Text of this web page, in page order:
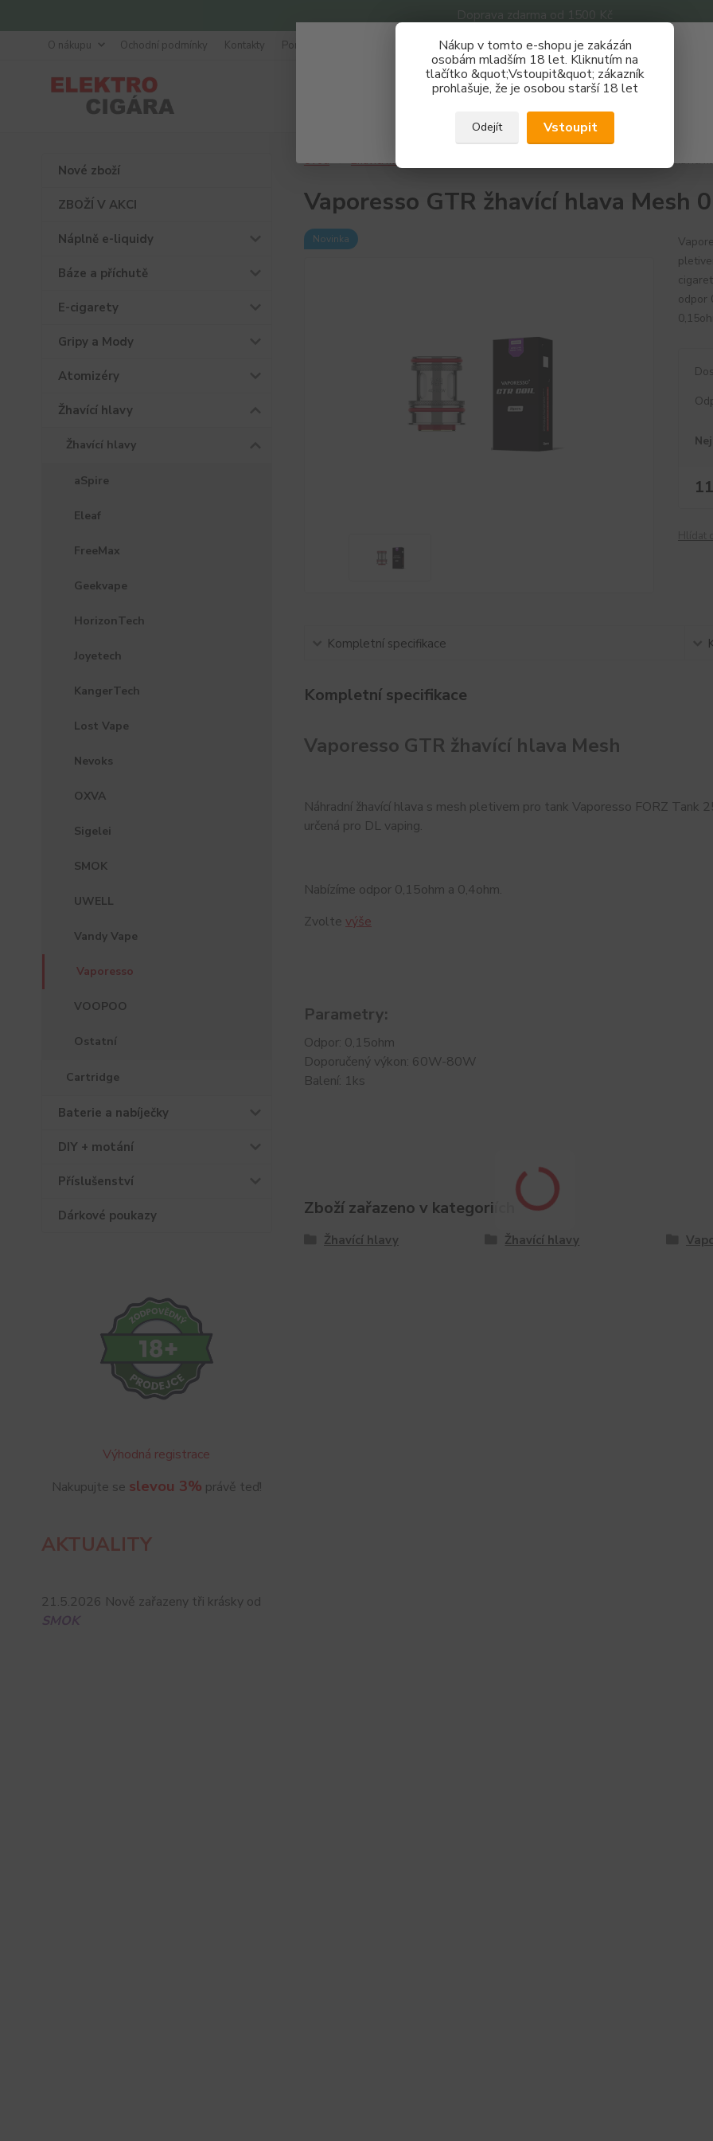
Doprava zdarma od 1500 Kč
Nákup v tomto e-shopu je zakázán
osobám mladším 18 let. Kliknutím na
tlačítko &quot;Vstoupit&quot; zákazník
prohlašuje, že je osobou starší 18 let
Odejít Vstoupit
O nákupu Ochodní podmínky Kontakty Poradna
Hledat
Nové zboží
ZBOŽÍ V AKCI
Náplně e-liquidy
Báze a příchutě
E-cigarety
Gripy a Mody
Atomizéry
Žhavící hlavy
Žhavící hlavy
aSpire
Eleaf
FreeMax
Geekvape
HorizonTech
Joyetech
KangerTech
Lost Vape
Nevoks
OXVA
Sigelei
SMOK
UWELL
Vandy Vape
Vaporesso
VOOPOO
Ostatní
Cartridge
Baterie a nabíječky
DIY + motání
Příslušenství
Dárkové poukazy
Výhodná registrace
Nakupujte se slevou 3% právě teď!
AKTUALITY
21.5.2026 Nově zařazeny tři krásky od
SMOK
Úvod Žhavící hlavy Vaporesso GTR žhavící
Vaporesso GTR žhavící hlava Mesh
Novinka
odpor
Kompletní specifikace
Kompletní specifikace
Vaporesso GTR žhavící hlava Mesh
Náhradní žhavící hlava s mesh pletivem pro tank Vaporesso FORZ Tank
určená pro DL vaping.
Nabízíme odpor 0,15ohm a 0,4ohm.
Zvolte výše
Parametry:
Odpor: 0,15ohm
Doporučený výkon: 60W-80W
Balení: 1ks
Zboží zařazeno v kategoriích
Žhavící hlavy Žhavící hlavy
Získej slevu 3%
Zaregistruj se a nakupuj se slevou právě teď!
REGISTRAČNÍ FORMULÁŘ
Zavřít